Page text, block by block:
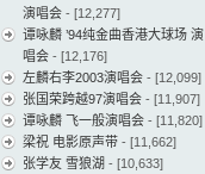
演唱会 - [12,277]
谭咏麟 ’94纯金曲香港大球场 演
唱会 - [12,176]
左麟右李2003演唱会 - [12,099]
张国荣跨越97演唱会 - [11,907]
谭咏麟 飞一般演唱会 - [11,820]
梁祝 电影原声带 - [11,662]
张学友 雪狼湖 - [10,633]